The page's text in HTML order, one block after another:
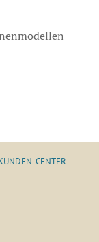
CENTER